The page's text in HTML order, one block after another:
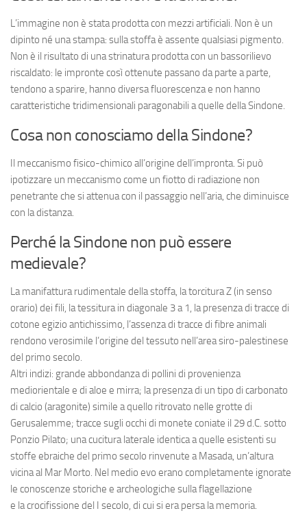
L’immagine non è stata prodotta con mezzi artificiali. Non è un
dipinto né una stampa: sulla stoffa è assente qualsiasi pigmento.
Non è il risultato di una strinatura prodotta con un bassorilievo
riscaldato: le impronte così ottenute passano da parte a parte,
tendono a sparire, hanno diversa fluorescenza e non hanno
caratteristiche tridimensionali paragonabili a quelle della Sindone.
Cosa non conosciamo della Sindone?
Il meccanismo fisico-chimico all’origine dell’impronta. Si può
ipotizzare un meccanismo come un fiotto di radiazione non
penetrante che si attenua con il passaggio nell’aria, che diminuisce
con la distanza.
Perché la Sindone non può essere
medievale?
La manifattura rudimentale della stoffa, la torcitura Z (in senso
orario) dei fili, la tessitura in diagonale 3 a 1, la presenza di tracce di
cotone egizio antichissimo, l’assenza di tracce di fibre animali
rendono verosimile l’origine del tessuto nell’area siro-palestinese
del primo secolo.
Altri indizi: grande abbondanza di pollini di provenienza
mediorientale e di aloe e mirra; la presenza di un tipo di carbonato
di calcio (aragonite) simile a quello ritrovato nelle grotte di
Gerusalemme; tracce sugli occhi di monete coniate il 29 d.C. sotto
Ponzio Pilato; una cucitura laterale identica a quelle esistenti su
stoffe ebraiche del primo secolo rinvenute a Masada, un’altura
vicina al Mar Morto. Nel medio evo erano completamente ignorate
le conoscenze storiche e archeologiche sulla flagellazione
e la crocifissione del I secolo, di cui si era persa la memoria.